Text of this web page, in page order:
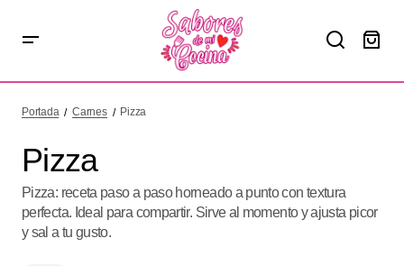
Portada Carnes Pizza
Pizza
Pizza: receta paso a paso horneado a punto con textura
perfecta. Ideal para compartir. Sirve al momento y ajusta picor
y sal a tu gusto.